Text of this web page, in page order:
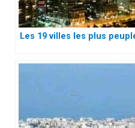
Les 19 villes les plus